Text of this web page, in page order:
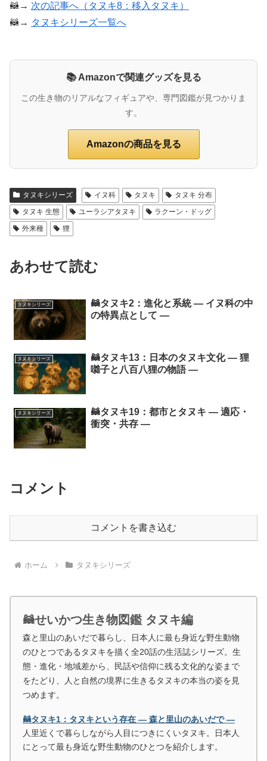
🦝→ 次の記事へ（タヌキ8：移入タヌキ）
🦝→ タヌキシリーズ一覧へ
📚 Amazonで関連グッズを見る
この生き物のリアルなフィギュアや、専門図鑑が見つかりま
す。
Amazonの商品を見る
タヌキシリーズ イヌ科 タヌキ
タヌキ 分布
タヌキ 生態
ユーラシアタヌキ
ラクーン・ドッグ
外来種
狸
あわせて読む
タヌキシリーズ
🦝タヌキ2：進化と系統 ― イヌ科の中
の特異点として ―
タヌキシリーズ
🦝タヌキ13：日本のタヌキ文化 ― 狸
囃子と八百八狸の物語 ―
タヌキシリーズ
🦝タヌキ19：都市とタヌキ ― 適応・
衝突・共存 ―
コメント
コメントを書き込む
ホーム タヌキシリーズ
🦝せいかつ生き物図鑑 タヌキ編
森と里山のあいだで暮らし、日本人に最も身近な野生動物
のひとつであるタヌキを描く全20話の生活誌シリーズ。生
態・進化・地域差から、民話や信仰に残る文化的な姿まで
をたどり、人と自然の境界に生きるタヌキの本当の姿を見
つめます。
🦝タヌキ1：タヌキという存在 ― 森と里山のあいだで ―
人里近くで暮らしながら人目につきにくいタヌキ。日本人
にとって最も身近な野生動物のひとつを紹介します。